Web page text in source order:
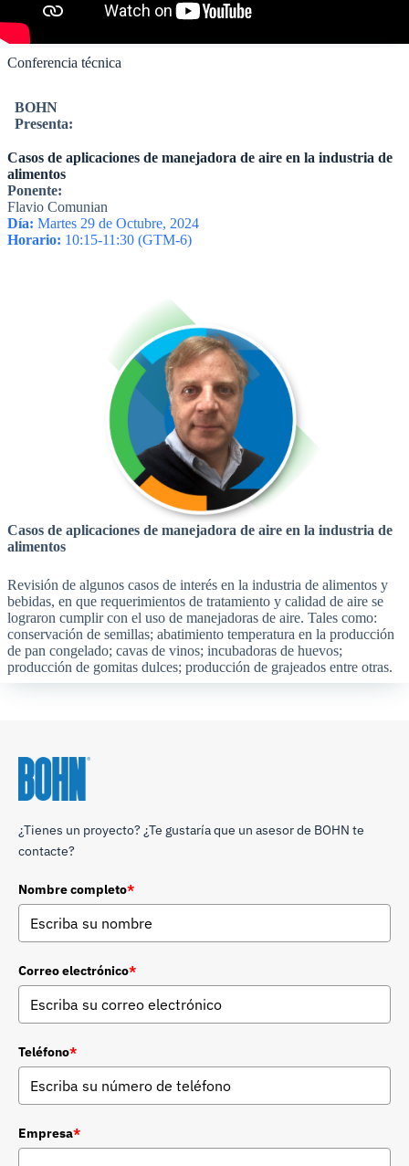
Conferencia técnica
BOHN
Presenta:
Casos de aplicaciones de manejadora de aire en la industria de
alimentos
Ponente:
Flavio Comunian
Día: Martes 29 de Octubre, 2024
Horario: 10:15-11:30 (GTM-6)
Casos de aplicaciones de manejadora de aire en la industria de
alimentos
Revisión de algunos casos de interés en la industria de alimentos y
bebidas, en que requerimientos de tratamiento y calidad de aire se
lograron cumplir con el uso de manejadoras de aire. Tales como:
conservación de semillas; abatimiento temperatura en la producción
de pan congelado; cavas de vinos; incubadoras de huevos;
producción de gomitas dulces; producción de grajeados entre otras.
¿Tienes un proyecto? ¿Te gustaría que un asesor de BOHN te
contacte?
Nombre completo*
Correo electrónico*
Teléfono*
Empresa*